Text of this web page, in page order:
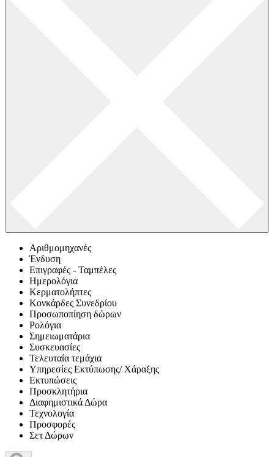
Αριθμομηχανές
Ένδυση
Επιγραφές - Ταμπέλες
Ημερολόγια
Κερματολήπτες
Κονκάρδες Συνεδρίου
Προσωποπίηση δώρων
Ρολόγια
Σημειωματάρια
Συσκευασίες
Τελευταία τεμάχια
Υπηρεσίες Εκτύπωσης/ Χάραξης
Εκτυπώσεις
Προσκλητήρια
Διαφημιστικά Δώρα
Τεχνολογία
Προσφορές
Σετ Δώρων